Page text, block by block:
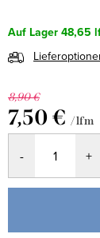
Auf Lager48,65
8,90 €
7,50 € / lfm